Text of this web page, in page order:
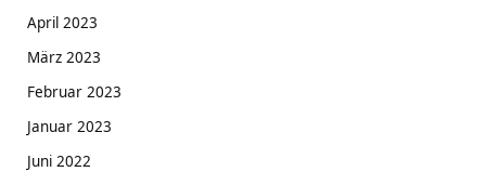
April 2023
März 2023
Februar 2023
Januar 2023
Juni 2022